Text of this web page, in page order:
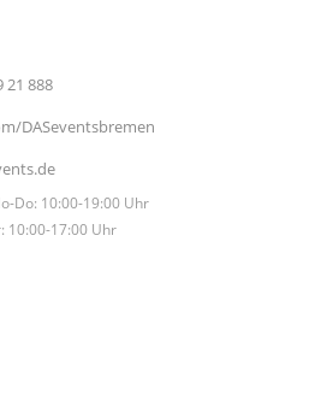
21 888
DASeventsbremen
Do: 10:00-19:00 Uhr
10:00-17:00 Uhr